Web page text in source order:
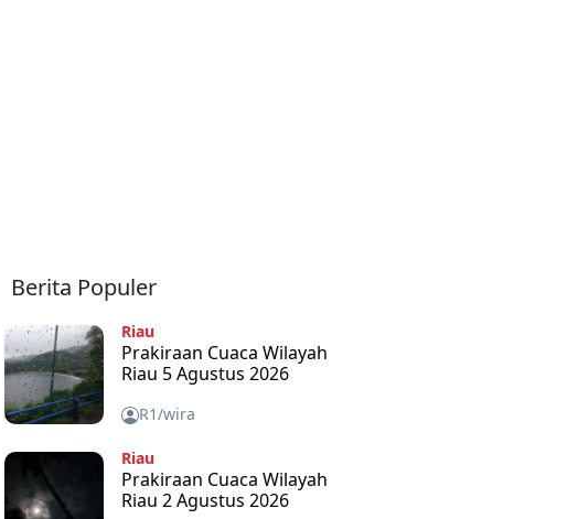
Berita Populer
Riau
Prakiraan Cuaca Wilayah
Riau 5 Agustus 2026
R1/wira
Riau
Prakiraan Cuaca Wilayah
Riau 2 Agustus 2026